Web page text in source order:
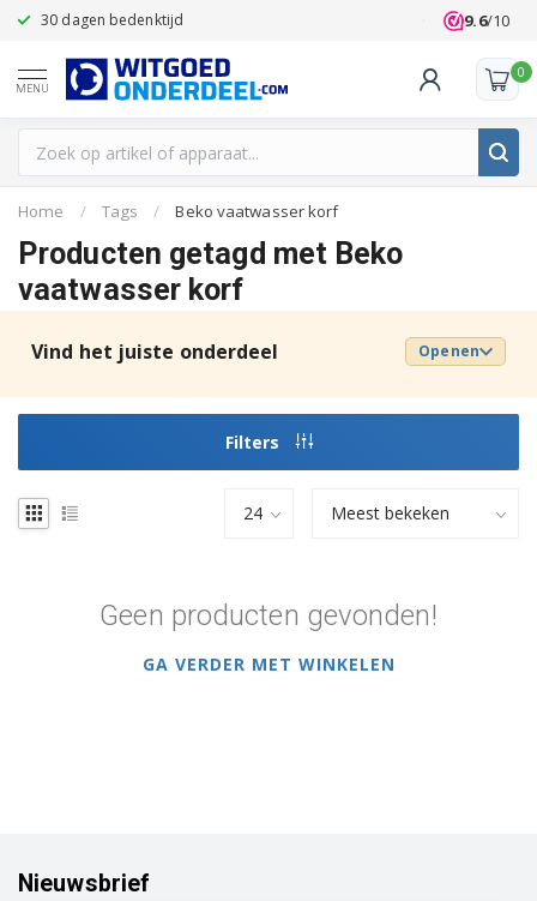
30 dagen bedenktijd Klanten
9.6/10
MENU
0
Home / Tags / Beko vaatwasser korf
Producten getagd met Beko
vaatwasser korf
Vind het juiste onderdeel Openen
Filters
Geen producten gevonden!
GA VERDER MET WINKELEN
Nieuwsbrief